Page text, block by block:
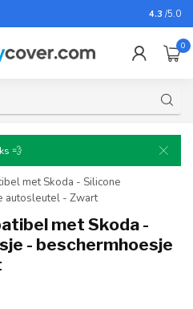
Voor
4.3 /5.0
0
💨
met Skoda - Silicone
autosleutel - Zwart
met Skoda -
- beschermhoesje